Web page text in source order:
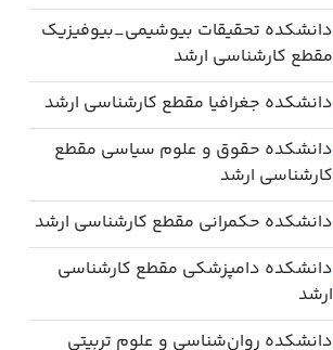
دانشکده تحقیقات بیوشیمی_بیوفیزیک
مقطع کارشناسی ارشد
دانشکده جغرافیا مقطع کارشناسی ارشد
دانشکده حقوق و علوم سیاسی مقطع
کارشناسی ارشد
دانشکده حکمرانی مقطع کارشناسی ارشد
دانشکده دامپزشکی مقطع کارشناسی
ارشد
دانشکده روان‌شناسی و علوم تربیتی